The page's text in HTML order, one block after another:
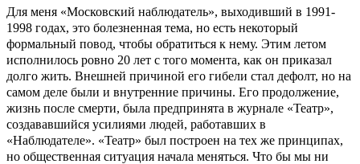
Для меня «Московский наблюдатель», выходивший в 1991-
1998 годах, это болезненная тема, но есть некоторый
формальный повод, чтобы обратиться к нему. Этим летом
исполнилось ровно 20 лет с того момента, как он приказал
долго жить. Внешней причиной его гибели стал дефолт, но на
самом деле были и внутренние причины. Его продолжение,
жизнь после смерти, была предпринята в журнале «Театр»,
создававшийся усилиями людей, работавших в
«Наблюдателе». «Театр» был построен на тех же принципах,
но общественная ситуация начала меняться. Что бы мы ни